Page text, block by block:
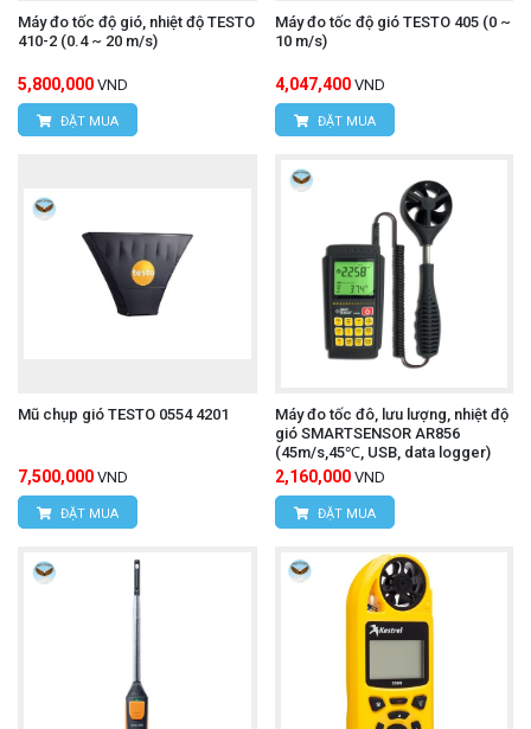
Máy đo tốc độ gió, nhiệt độ TESTO
410-2 (0.4 ~ 20 m/s)
5,800,000 VND
ĐẶT MUA
Máy đo tốc độ gió TESTO 405 (0 ~
10 m/s)
4,047,400 VND
ĐẶT MUA
Mũ chụp gió TESTO 0554 4201
7,500,000 VND
ĐẶT MUA
Máy đo tốc đô, lưu lượng, nhiệt độ
gió SMARTSENSOR AR856
(45m/s,45℃, USB, data logger)
2,160,000 VND
ĐẶT MUA